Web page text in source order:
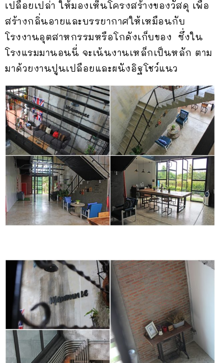
เปลือยเปล่า ให้มองเห็นโครงสร้างของวัสดุ เพื่อ
สร้างกลิ่นอายและบรรยากาศให้เหมือนกับ
โรงงานอุตสาหกรรมหรือโกดังเก็บของ ซึ่งใน
โรงแรมมานอนนี่ จะเน้นงานเหล็กเป็นหลัก ตาม
มาด้วยงานปูนเปลือยและผนังอิฐโชว์แนว